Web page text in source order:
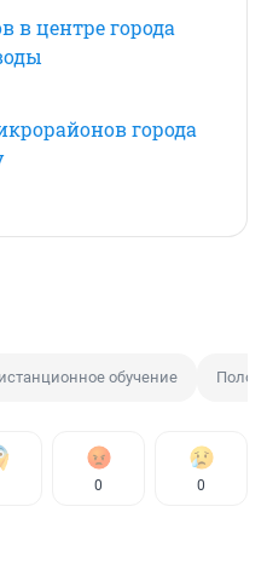
в центре города
города
обучение
0 0